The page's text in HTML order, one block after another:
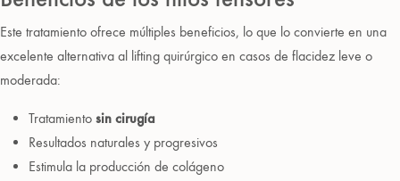
Este tratamiento ofrece múltiples beneficios, lo que lo convierte en una
excelente alternativa al lifting quirúrgico en casos de flacidez leve o
moderada:
Tratamiento sin cirugía
Resultados naturales y progresivos
Estimula la producción de colágeno